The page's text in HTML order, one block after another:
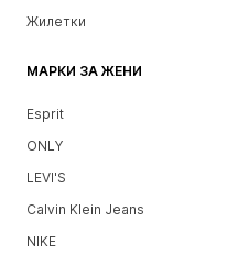
Жилетки
МАРКИ ЗА ЖЕНИ
Esprit
ONLY
LEVI'S
Calvin Klein Jeans
NIKE